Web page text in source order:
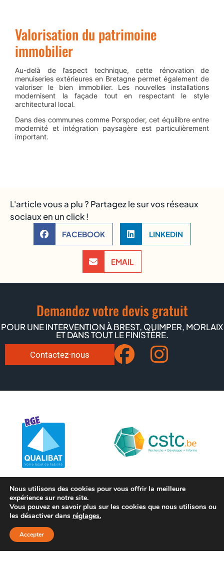
Valorisation du patrimoine
immobilier
Au-delà de l’aspect technique, cette rénovation de
menuiseries extérieures en Bretagne permet également de
valoriser le bien immobilier. Les nouvelles installations
modernisent la façade tout en respectant le style
architectural local.
Dans des communes comme Porspoder, cet équilibre entre
modernité et intégration paysagère est particulièrement
important.
L'article vous a plu ? Partagez le sur vos réseaux
sociaux en un click !
FACEBOOK LINKEDIN
EMAIL
Demandez votre devis gratuit
POUR UNE INTERVENTION À BREST, QUIMPER, MORLAIX
ET DANS TOUT LE FINISTÈRE.
Contactez-nous
Nous utilisons des cookies pour vous offrir la meilleure
expérience sur notre site.
Vous pouvez en savoir plus sur les cookies que nous utilisons ou
les désactiver dans réglages.
Accepter
↓